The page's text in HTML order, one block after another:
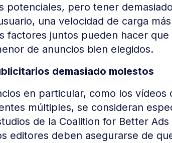
potenciales, pero tener
una velocidad de carga
factores juntos pueden hacer
de anuncios bien elegidos.
demasiado molestos
en particular, como los
múltiples, se consideran
de la Coalition for Better
editores deben asegurarse de